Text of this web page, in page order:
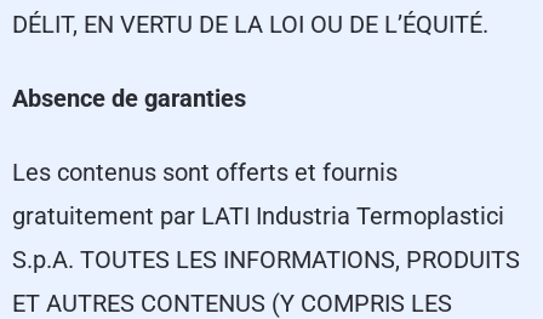
DÉLIT, EN VERTU DE LA LOI OU DE L’ÉQUITÉ.
Absence de garanties
Les contenus sont offerts et fournis
gratuitement par LATI Industria Termoplastici
S.p.A. TOUTES LES INFORMATIONS, PRODUITS
ET AUTRES CONTENUS (Y COMPRIS LES